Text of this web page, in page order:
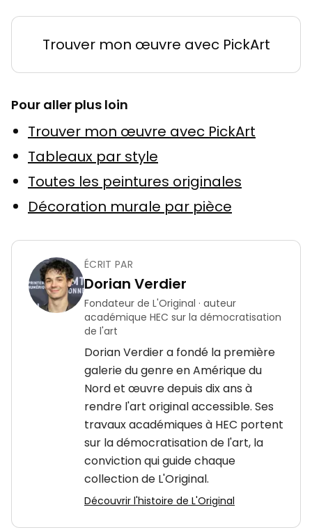
Trouver mon œuvre avec PickArt
Pour aller plus loin
Trouver mon œuvre avec PickArt
Tableaux par style
Toutes les peintures originales
Décoration murale par pièce
ÉCRIT PAR
Dorian Verdier
Fondateur de L'Original · auteur
académique HEC sur la démocratisation
de l'art
Dorian Verdier a fondé la première
galerie du genre en Amérique du
Nord et œuvre depuis dix ans à
rendre l'art original accessible. Ses
travaux académiques à HEC portent
sur la démocratisation de l'art, la
conviction qui guide chaque
collection de L'Original.
Découvrir l'histoire de L'Original